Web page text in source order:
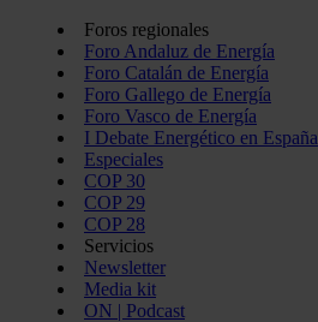
Foros regionales
Foro Andaluz de Energía
Foro Catalán de Energía
Foro Gallego de Energía
Foro Vasco de Energía
I Debate Energético en España
Especiales
COP 30
COP 29
COP 28
Servicios
Newsletter
Media kit
ON | Podcast